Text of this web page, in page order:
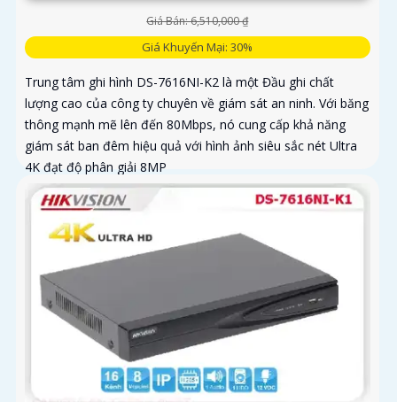
Giá Bán: 6,510,000 ₫
Giá Khuyến Mại: 30%
Trung tâm ghi hình DS-7616NI-K2 là một Đầu ghi chất
lượng cao của công ty chuyên về giám sát an ninh. Với băng
thông mạnh mẽ lên đến 80Mbps, nó cung cấp khả năng
giám sát ban đêm hiệu quả với hình ảnh siêu sắc nét Ultra
4K đạt độ phân giải 8MP